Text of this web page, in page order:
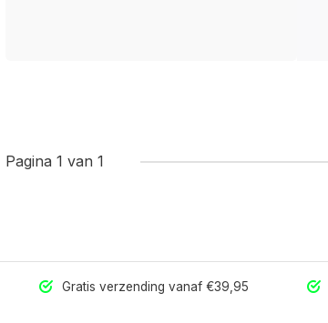
Pagina 1 van 1
Gratis verzending vanaf €39,95